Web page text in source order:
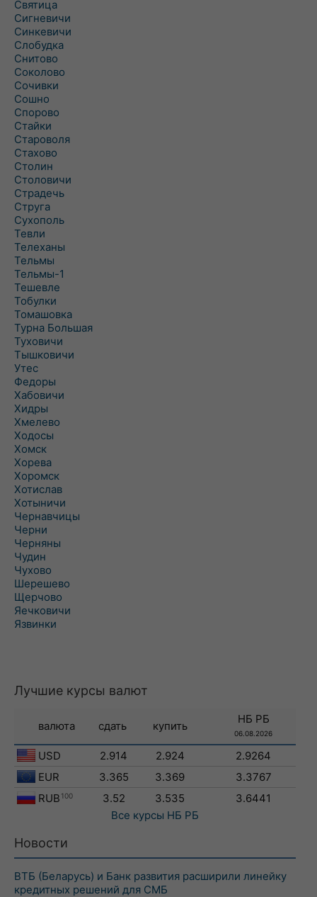
Святица
Сигневичи
Синкевичи
Слобудка
Снитово
Соколово
Сочивки
Сошно
Спорово
Стайки
Староволя
Стахово
Столин
Столовичи
Страдечь
Струга
Сухополь
Тевли
Телеханы
Тельмы
Тельмы-1
Тешевле
Тобулки
Томашовка
Турна Большая
Туховичи
Тышковичи
Утес
Федоры
Хабовичи
Хидры
Хмелево
Ходосы
Хомск
Хорева
Хоромск
Хотислав
Хотыничи
Чернавчицы
Черни
Черняны
Чудин
Чухово
Шерешево
Щерчово
Яечковичи
Язвинки
Лучшие курсы валют
валюта сдать купить
НБ РБ
06.08.2026
USD 2.914 2.924
2.9264
EUR
3.365 3.369
3.3767
RUB 100 3.52 3.535
3.6441
Все курсы НБ РБ
Новости
ВТБ (Беларусь) и Банк развития расширили линейку
кредитных решений для СМБ